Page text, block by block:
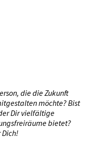
die die Zukunft
möchte? Bist
Dir vielfältige
bietet?